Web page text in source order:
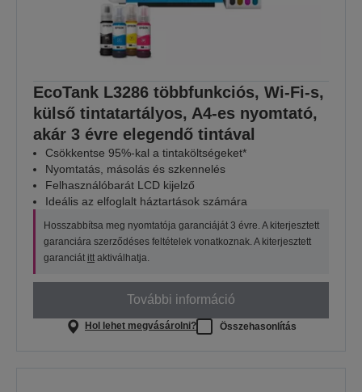
EcoTank L3286 többfunkciós, Wi-Fi-s,
külső tintatartályos, A4-es nyomtató,
akár 3 évre elegendő tintával
Csökkentse 95%-kal a tintaköltségeket*
Nyomtatás, másolás és szkennelés
Felhasználóbarát LCD kijelző
Ideális az elfoglalt háztartások számára
Hosszabbítsa meg nyomtatója garanciáját 3 évre. A kiterjesztett
garanciára szerződéses feltételek vonatkoznak. A kiterjesztett
garanciát itt aktiválhatja.
További információ
Hol lehet megvásárolni? Összehasonlítás